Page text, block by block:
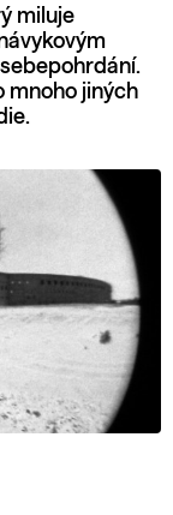
miluje
mnoho jiných